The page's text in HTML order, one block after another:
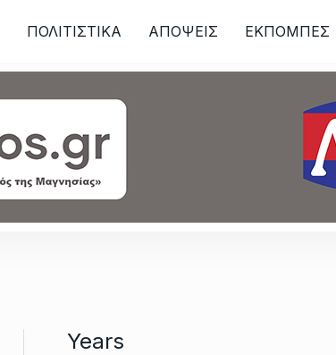
ΠΟΛΙΤΙΣΤΙΚΑ ΑΠΟΨΕΙΣ ΕΚΠΟΜΠΕΣ
Years